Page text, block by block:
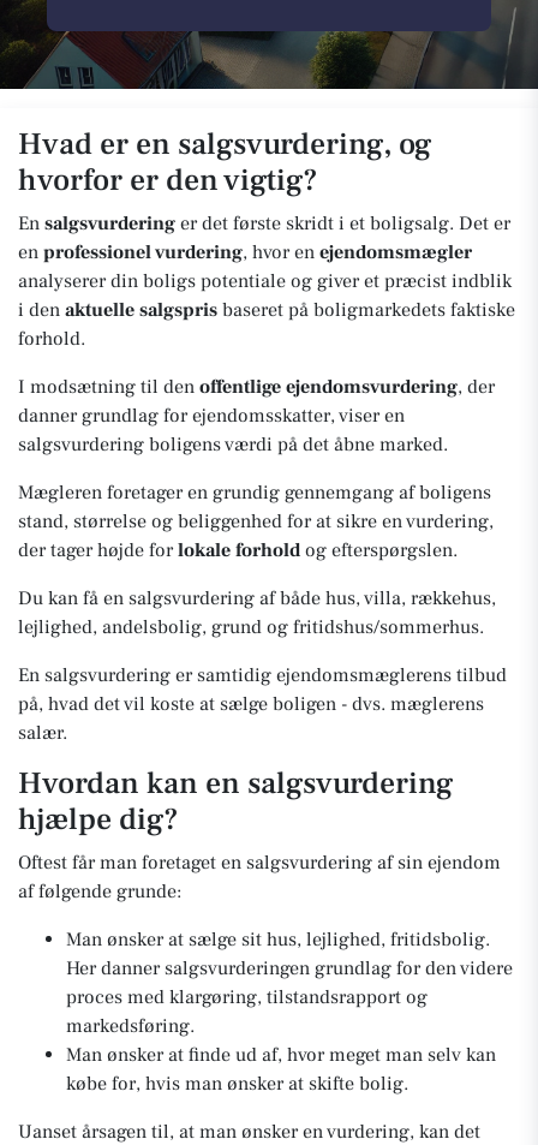
Hvad er en salgsvurdering, og
hvorfor er den vigtig?
En salgsvurdering er det første skridt i et boligsalg. Det er
en professionel vurdering, hvor en ejendomsmægler
analyserer din boligs potentiale og giver et præcist indblik
i den aktuelle salgspris baseret på boligmarkedets faktiske
forhold.
I modsætning til den offentlige ejendomsvurdering, der
danner grundlag for ejendomsskatter, viser en
salgsvurdering boligens værdi på det åbne marked.
Mægleren foretager en grundig gennemgang af boligens
stand, størrelse og beliggenhed for at sikre en vurdering,
der tager højde forlokale forhold og efterspørgslen.
Du kan få en salgsvurdering af både hus, villa, rækkehus,
lejlighed, andelsbolig, grund og fritidshus/sommerhus.
En salgsvurdering er samtidig ejendomsmæglerens tilbud
på, hvad det vil koste at sælge boligen - dvs. mæglerens
salær.
Hvordan kan en salgsvurdering
hjælpe dig?
Oftest får man foretaget en salgsvurdering af sin ejendom
af følgende grunde:
Man ønsker at sælge sit hus, lejlighed, fritidsbolig.
Her danner salgsvurderingen grundlag for den videre
proces med klargøring, tilstandsrapport og
markedsføring.
Man ønsker at finde ud af, hvor meget man selv kan
købe for, hvis man ønsker at skifte bolig.
Uanset årsagen til, at man ønsker en vurdering, kan det